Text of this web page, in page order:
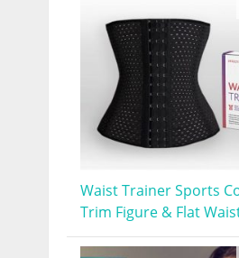
Waist Trainer Sports
Trim Figure & Flat